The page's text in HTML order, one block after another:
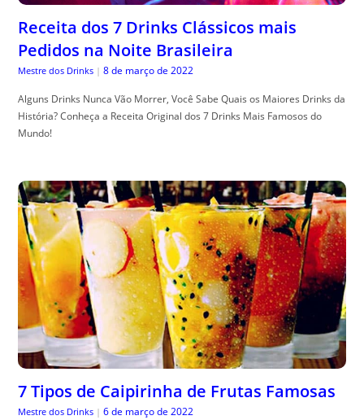
Receita dos 7 Drinks Clássicos mais
Pedidos na Noite Brasileira
Mestre dos Drinks | 8 de março de 2022
Alguns Drinks Nunca Vão Morrer, Você Sabe Quais os Maiores Drinks da
História? Conheça a Receita Original dos 7 Drinks Mais Famosos do
Mundo!
7 Tipos de Caipirinha de Frutas Famosas
Mestre dos Drinks | 6 de março de 2022